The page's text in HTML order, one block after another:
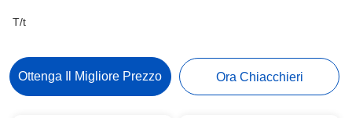
T/t
Ottenga Il Migliore Prezzo Ora Chiacchieri